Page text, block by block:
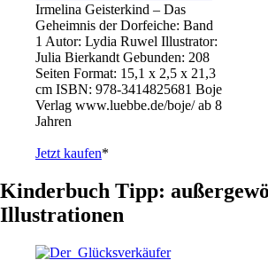
Irmelina Geisterkind – Das
Geheimnis der Dorfeiche: Band
1 Autor: Lydia Ruwel Illustrator:
Julia Bierkandt Gebunden: 208
Seiten Format: 15,1 x 2,5 x 21,3
cm ISBN: 978-3414825681 Boje
Verlag www.luebbe.de/boje/ ab 8
Jahren
Jetzt kaufen*
Kinderbuch Tipp:
Illustrationen